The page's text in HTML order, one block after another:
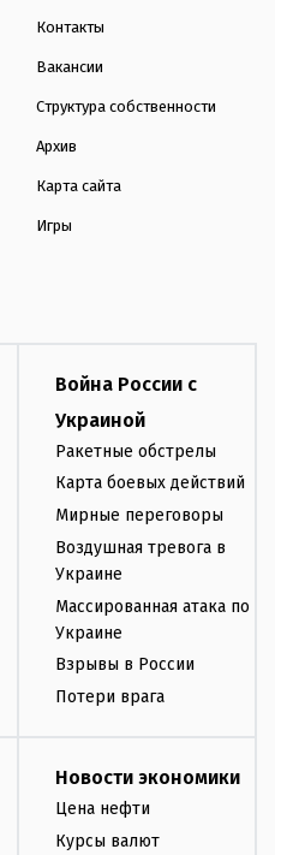
Контакты
Вакансии
Структура собственности
Архив
Карта сайта
Игры
Война России с
Украиной
Ракетные обстрелы
Карта боевых действий
Мирные переговоры
Воздушная тревога в
Украине
Массированная атака по
Украине
Взрывы в России
Потери врага
Новости экономики
Цена нефти
Курсы валют